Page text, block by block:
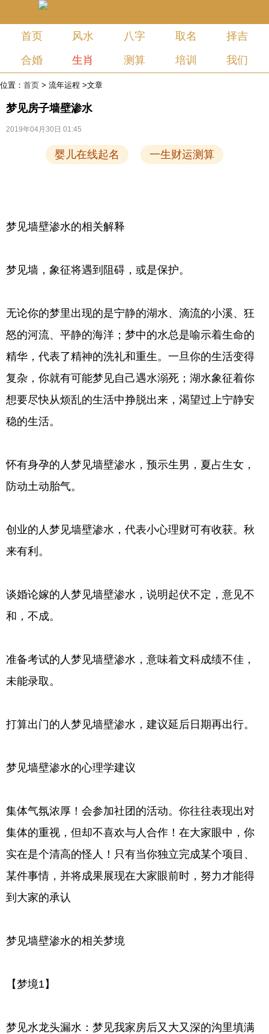
首页 风水 八字 取名
择吉
合婚
生肖 测算 培训 我们
位置： 首页 > 流年运程 >文章
梦见房子墙壁渗水
2019年04月30日 01:45
婴儿在线起名 一生财运测算
梦见墙壁渗水的相关解释
梦见墙，象征将遇到阻碍，或是保护。
无论你的梦里出现的是宁静的湖水、滴流的小溪、狂
怒的河流、平静的海洋；梦中的水总是喻示着生命的
精华，代表了精神的洗礼和重生。一旦你的生活变得
复杂，你就有可能梦见自己遇水溺死；湖水象征着你
想要尽快从烦乱的生活中挣脱出来，渴望过上宁静安
稳的生活。
怀有身孕的人梦见墙壁渗水，预示生男，夏占生女，
防动土动胎气。
创业的人梦见墙壁渗水，代表小心理财可有收获。秋
来有利。
谈婚论嫁的人梦见墙壁渗水，说明起伏不定，意见不
和，不成。
准备考试的人梦见墙壁渗水，意味着文科成绩不佳，
未能录取。
打算出门的人梦见墙壁渗水，建议延后日期再出行。
梦见墙壁渗水的心理学建议
集体气氛浓厚！会参加社团的活动。你往往表现出对
集体的重视，但却不喜欢与人合作！在大家眼中，你
实在是个清高的怪人！只有当你独立完成某个项目、
某件事情，并将成果展现在大家眼前时，努力才能得
到大家的承认
梦见墙壁渗水的相关梦境
【梦境1】
梦见水龙头漏水：梦见我家房后又大又深的沟里填满